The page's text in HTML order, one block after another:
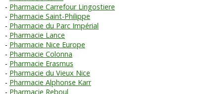
Pharmacie Carrefour Lingostiere
Pharmacie Saint-Philippe
Pharmacie du Parc Impérial
Pharmacie Lance
Pharmacie Nice Europe
Pharmacie Colonna
Pharmacie Erasmus
Pharmacie du Vieux Nice
Pharmacie Alphonse Karr
Pharmacie Reboul